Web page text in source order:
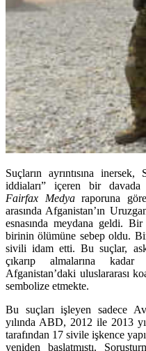
Suçların ayrıntısına
iddiaları” içeren bir davada
Fairfax Medyaraporuna
arasında Afganistan’ın
esnasında meydana geldi. Bir
birinin ölümüne sebep oldu.
sivili idam etti. Bu suçlar,
çıkarıp almalarına kadar
Afganistan’daki uluslararası
sembolize etmekte.
Bu suçları işleyen sadece
yılında ABD, 2012 ile 2013
tarafından 17 sivile işkence
yeniden başlatmıştı.